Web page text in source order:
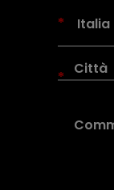
*
*